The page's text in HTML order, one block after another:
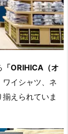
「ORIHICA（オ
ワイシャツ、ネ
えられていま